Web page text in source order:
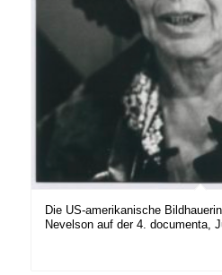
Die US-amerikanische
Nevelson auf der 4. documenta,